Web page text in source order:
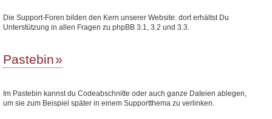
Die Support-Foren bilden den Kern unserer Website: dort erhältst Du
Unterstützung in allen Fragen zu phpBB 3.1, 3.2 und 3.3.
Pastebin
Im Pastebin kannst du Codeabschnitte oder auch ganze Dateien ablegen,
um sie zum Beispiel später in einem Supportthema zu verlinken.